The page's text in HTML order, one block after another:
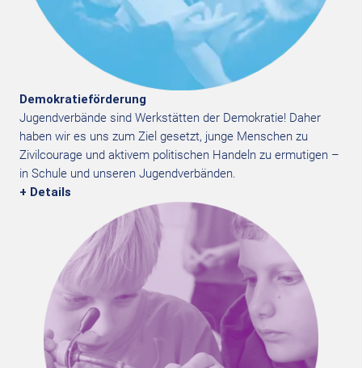
Demokratieförderung
Jugendverbände sind Werkstätten der Demokratie! Daher
haben wir es uns zum Ziel gesetzt, junge Menschen zu
Zivilcourage und aktivem politischen Handeln zu ermutigen –
in Schule und unseren Jugendverbänd​en.
+ Details